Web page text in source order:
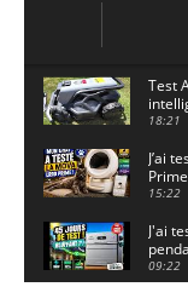
Test
18:21
J’ai
15:22
J'ai
09:22